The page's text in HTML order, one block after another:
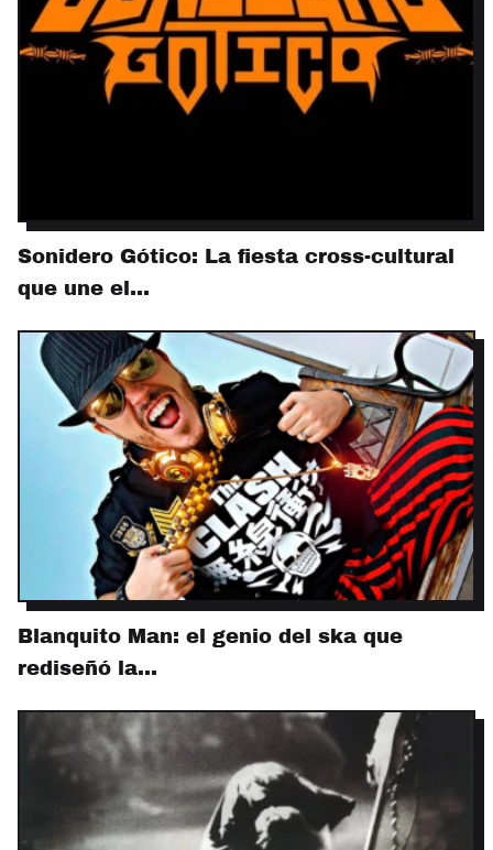
Sonidero Gótico: La fiesta cross-cultural
que une el…
Blanquito Man: el genio del ska que
rediseñó la…